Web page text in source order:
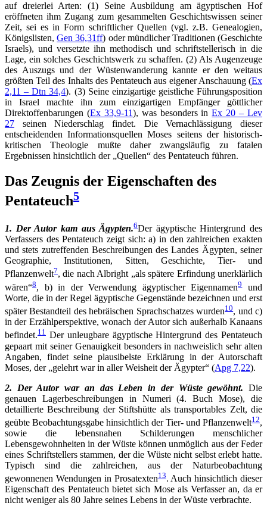
auf dreierlei Arten: (1) Seine Ausbildung am ägyptischen Hof
eröffneten ihm Zugang zum gesammelten Geschichtswissen seiner
Zeit, sei es in Form schriftlicher Quellen (vgl. z.B. Genealogien,
Königslisten,Gen 36,31ff) oder mündlicher Traditionen (Geschichte
Israels), und versetzte ihn methodisch und schriftstellerisch in die
Lage, ein solches Geschichtswerk zu schaffen. (2) Als Augenzeuge
des Auszugs und der Wüstenwanderung kannte er den weitaus
größten Teil des Inhalts des Pentateuch aus eigener Anschauung (Ex
2,11 – Dtn 34,4). (3) Seine einzigartige geistliche Führungsposition
in Israel machte ihn zum einzigartigen Empfänger göttlicher
Direktoffenbarungen (Ex 33,9-11), was besonders inEx 20 – Lev
27 seinen Niederschlag findet. Die Vernachlässigung dieser
entscheidenden Informationsquellen Moses seitens der historisch-
kritischen Theologie mußte daher zwangsläufig zu fatalen
Ergebnissen hinsichtlich der „Quellen“ des Pentateuch führen.
Das Zeugnis der Eigenschaften des
Pentateuch5
1. Der Autor kam aus Ägypten.6Der ägyptische Hintergrund des
Verfassers des Pentateuch zeigt sich: a) in den zahlreichen exakten
und stets zutreffenden Beschreibungen des Landes Ägypten, seiner
Geographie, Institutionen, Sitten, Geschichte, Tier- und
Pflanzenwelt7, die nach Albright „als spätere Erfindung unerklärlich
wären“8, b) in der Verwendung ägyptischer Eigennamen9und
Worte, die in der Regel ägyptische Gegenstände bezeichnen und erst
später Bestandteil des hebräischen Sprachschatzes wurden10, und c)
in der Erzählperspektive, wonach der Autor sich außerhalb Kanaans
befindet.11 Der unleugbare ägyptische Hintergrund des Pentateuch
gepaart mit seiner Genauigkeit besonders in nachweislich sehr alten
Angaben, findet seine plausibelste Erklärung in der Autorschaft
Moses, der „gelehrt war in aller Weisheit der Ägypter“ (Apg 7,22).
2. Der Autor war an das Leben in der Wüste gewöhnt. Die
genauen Lagerbeschreibungen in Numeri (4. Buch Mose), die
detaillierte Beschreibung der Stiftshütte als transportables Zelt, die
geübte Beobachtungsgabe hinsichtlich der Tier- und Pflanzenwelt12,
sowie die lebensnahen Schilderungen menschlicher
Lebensgewohnheiten in der Wüste können unmöglich aus der Feder
eines Schriftstellers stammen, der die Wüste nicht selbst erlebt hatte.
Typisch sind die zahlreichen, aus der Naturbeobachtung
gewonnenen Wendungen in Prosatexten13. Auch hinsichtlich dieser
Eigenschaft des Pentateuch bietet sich Mose als Verfasser an, da er
nicht weniger als 80 Jahre seines Lebens in der Wüste verbrachte.